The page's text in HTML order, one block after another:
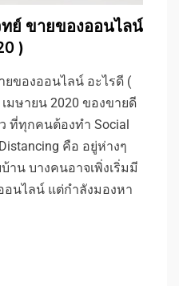
ย์ ขายของออนไลน์
)
ยของออนไลน์ อะไรดี (
มษายน 2020 ของขายดี
ที่ทุกคนต้องทำ Social
คือ อยู่ห่างๆ
าน บางคนอาจเพิ่งเริ่มมี
นไลน์ แต่กำลังมองหา